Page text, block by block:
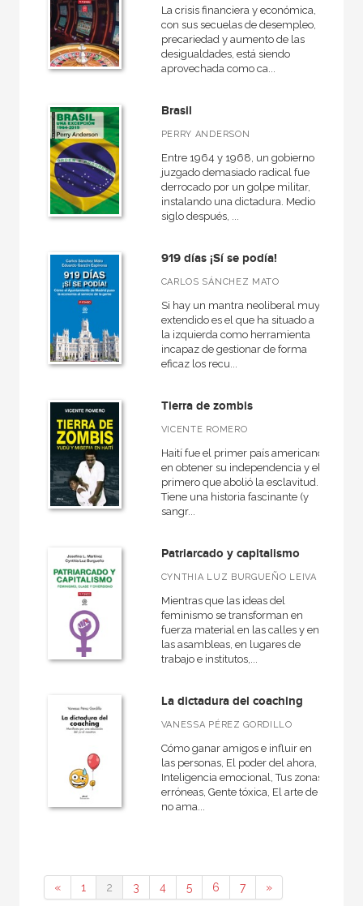
La crisis financiera y económica,
con sus secuelas de desempleo,
precariedad y aumento de las
desigualdades, está siendo
aprovechada como ca...
Brasil
PERRY ANDERSON
Entre 1964 y 1968, un gobierno
juzgado demasiado radical fue
derrocado por un golpe militar,
instalando una dictadura. Medio
siglo después, ...
919 días ¡Sí se podía!
CARLOS SÁNCHEZ MATO
Si hay un mantra neoliberal muy
extendido es el que ha situado a
la izquierda como herramienta
incapaz de gestionar de forma
eficaz los recu...
Tierra de zombis
VICENTE ROMERO
Haití fue el primer país americano
en obtener su independencia y el
primero que abolió la esclavitud.
Tiene una historia fascinante (y
sangr...
Patriarcado y capitalismo
CYNTHIA LUZ BURGUEÑO LEIVA
Mientras que las ideas del
feminismo se transforman en
fuerza material en las calles y en
las asambleas, en lugares de
trabajo e institutos,...
La dictadura del coaching
VANESSA PÉREZ GORDILLO
Cómo ganar amigos e influir en
las personas, El poder del ahora,
Inteligencia emocional, Tus zonas
erróneas, Gente tóxica, El arte de
no ama...
« 1 2 3 4 5 6 7 »